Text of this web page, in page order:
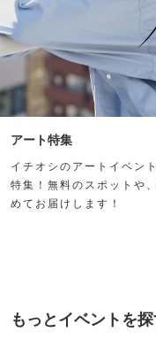
アート特集
イチオシのアートイベン
特集！無料のスポットや
めてお届けします！
もっとイベントを